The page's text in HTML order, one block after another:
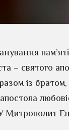
– святого
із